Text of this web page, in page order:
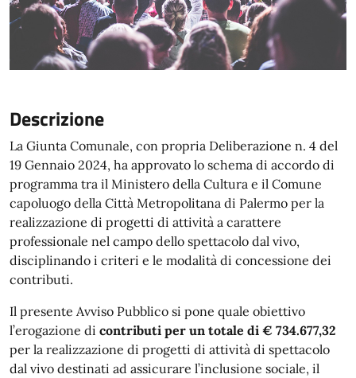
Descrizione
La Giunta Comunale, con propria Deliberazione n. 4 del
19 Gennaio 2024, ha approvato lo schema di accordo di
programma tra il Ministero della Cultura e il Comune
capoluogo della Città Metropolitana di Palermo per la
realizzazione di progetti di attività a carattere
professionale nel campo dello spettacolo dal vivo,
disciplinando i criteri e le modalità di concessione dei
contributi.
Il presente Avviso Pubblico si pone quale obiettivo
l’erogazione di contributi per un totale di € 734.677,32
per la realizzazione di progetti di attività di spettacolo
dal vivo destinati ad assicurare l’inclusione sociale, il